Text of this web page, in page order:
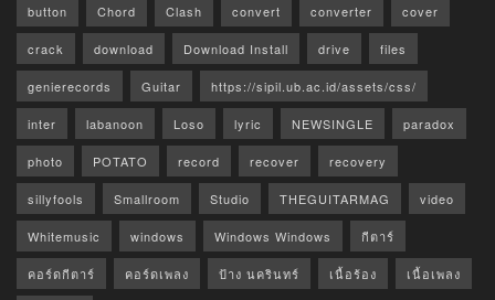
button Chord Clash convert converter cover
crack download Download Install drive files
genierecords Guitar https://sipil.ub.ac.id/assets/css/
inter labanoon Loso lyric NEWSINGLE paradox
photo POTATO record recover recovery
sillyfools Smallroom Studio THEGUITARMAG video
Whitemusic windows Windows Windows กีตาร์
คอร์ดกีตาร์ คอร์ดเพลง ป้าง นครินทร์ เนื้อร้อง เนื้อเพลง